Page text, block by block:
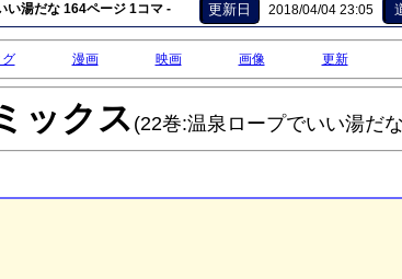
い湯だな 164ページ 1コマ - 更新日 2018/04/04 23:05
グ 漫画 映画 画像 更新
ックス (22巻:温泉ロープでいい湯だ